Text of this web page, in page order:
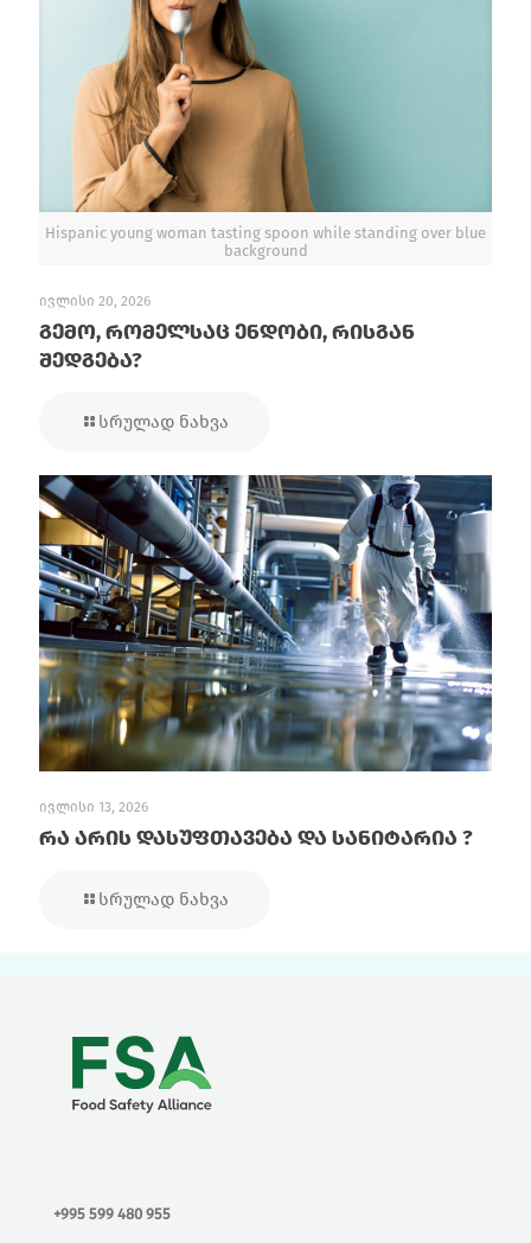
Hispanic young woman tasting spoon while standing over blue
background
ივლისი 20, 2026
გემო, რომელსაც ენდობი, რისგან
შედგება?
სრულად ნახვა
ივლისი 13, 2026
რა არის დასუფთავება და სანიტარია ?
სრულად ნახვა
+995 599 480 955